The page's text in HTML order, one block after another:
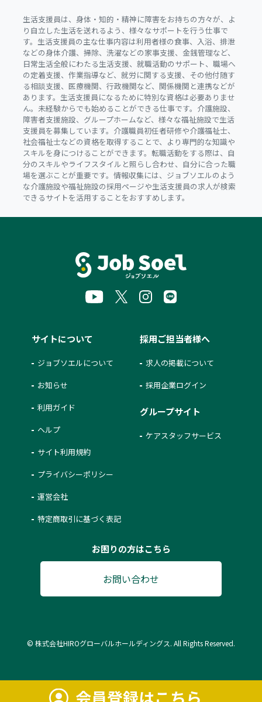
生活支援員は、身体・知的・精神に障害をお持ちの方々が、よ
り自立した生活を送れるよう、様々なサポートを行う仕事で
す。生活支援員の主な仕事内容は利用者様の食事、入浴、排泄
などの身体介護、掃除、洗濯などの家事支援、金銭管理など、
日常生活全般にわたる生活支援、就職活動のサポート、職場へ
の定着支援、作業指導など、就労に関する支援、その他付随す
る相談支援、医療機関、行政機関など、関係機関と連携などが
あります。生活支援員になるために特別な資格は必要ありませ
ん。未経験からでも始めることができる仕事です。介護施設、
障害者支援施設、グループホームなど、様々な福祉施設で生活
支援員を募集しています。介護職員初任者研修や介護福祉士、
社会福祉士などの資格を取得することで、より専門的な知識や
スキルを身につけることができます。転職活動をする際は、自
分のスキルやライフスタイルと照らし合わせ、自分に合った職
場を選ぶことが重要です。情報収集には、ジョブソエルのよう
な介護施設や福祉施設の採用ページや生活支援員の求人が検索
できるサイトを活用することをおすすめします。
サイトについて
ジョブソエルについて
お知らせ
利用ガイド
ヘルプ
サイト利用規約
プライバシーポリシー
運営会社
特定商取引に基づく表記
採用ご担当者様へ
求人の掲載について
採用企業ログイン
グループサイト
ケアスタッフサービス
お困りの方はこちら
お問い合わせ
© 株式会社HIROグローバルホールディングス. All Rights Reserved.